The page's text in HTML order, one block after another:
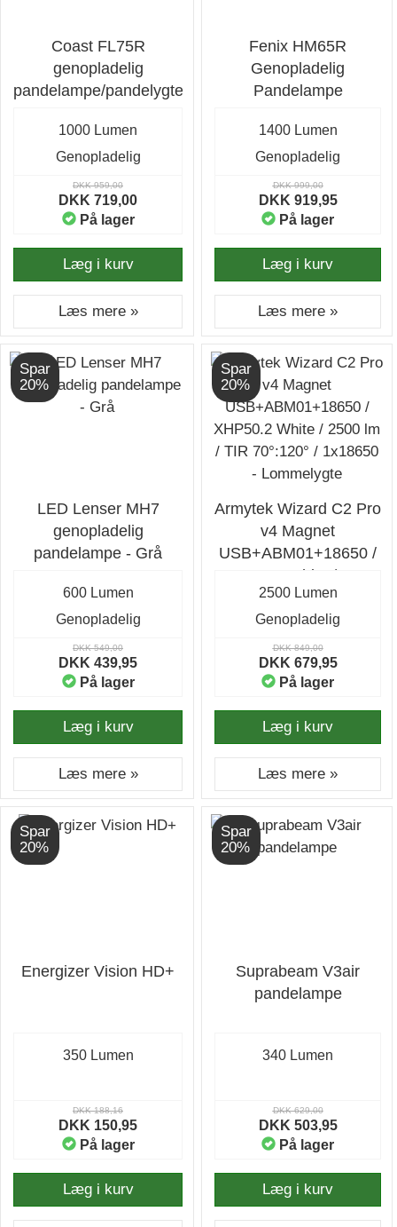
Coast FL75R
genopladelig
pandelampe/pandelygte
1000 Lumen
Genopladelig
DKK 959,00
DKK 719,00
På lager
Læg i kurv
Læs mere »
Fenix HM65R
Genopladelig
Pandelampe
1400 Lumen
Genopladelig
DKK 999,00
DKK 919,95
På lager
Læg i kurv
Læs mere »
Spar
20%
LED Lenser MH7
genopladelig
pandelampe - Grå
600 Lumen
Genopladelig
DKK 549,00
DKK 439,95
På lager
Læg i kurv
Læs mere »
Spar
20%
Armytek Wizard C2 Pro
v4 Magnet
USB+ABM01+18650 /
XHP50.2 White / 2500
lm / TIR 70°:120° /
1x18650 - Lommelygte
2500 Lumen
Genopladelig
DKK 849,00
DKK 679,95
På lager
Læg i kurv
Læs mere »
Spar
20%
Energizer Vision HD+
350 Lumen
DKK 188,16
DKK 150,95
På lager
Læg i kurv
Spar
20%
Suprabeam V3air
pandelampe
340 Lumen
DKK 629,00
DKK 503,95
På lager
Læg i kurv